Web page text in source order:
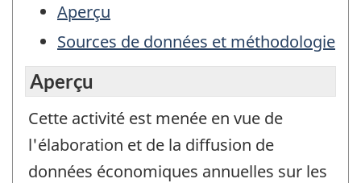
Aperçu
Sources de données et méthodologie
Aperçu
Cette activité est menée en vue de
l'élaboration et de la diffusion de
données économiques annuelles sur les